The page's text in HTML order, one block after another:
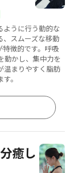
ように行う動的な
、スムーズな移動
特徴的です。呼吸
動かし、集中力を
温まりやすく脂肪
。
癒し